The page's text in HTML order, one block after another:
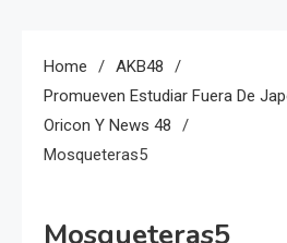
Home
AKB48
Promueven Estudiar Fuera De
Oricon Y News 48
Mosqueteras5
Mosqueteras5